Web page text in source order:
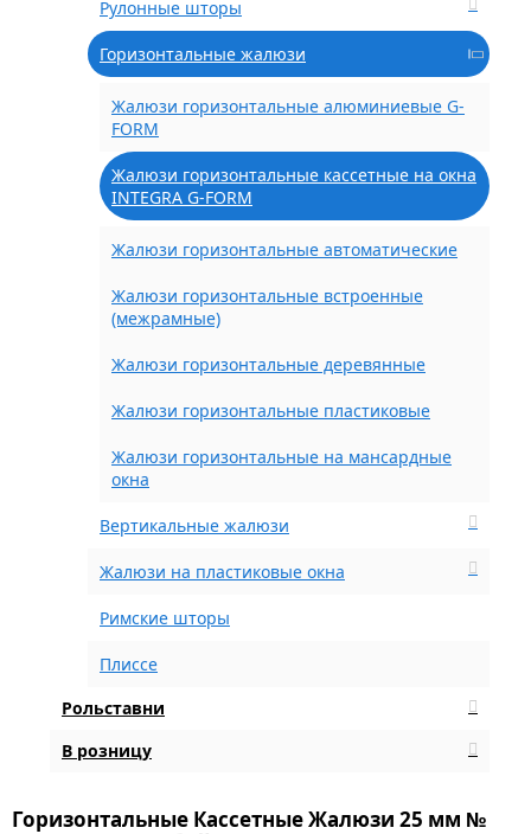
Рулонные шторы
Горизонтальные жалюзи
Жалюзи горизонтальные алюминиевые G-
FORM
Жалюзи горизонтальные кассетные на окна
INTEGRA G-FORM
Жалюзи горизонтальные автоматические
Жалюзи горизонтальные встроенные
(межрамные)
Жалюзи горизонтальные деревянные
Жалюзи горизонтальные пластиковые
Жалюзи горизонтальные на мансардные
окна
Вертикальные жалюзи
Жалюзи на пластиковые окна
Римские шторы
Плиссе
Рольставни
В розницу
Горизонтальные Кассетные Жалюзи 25 мм №